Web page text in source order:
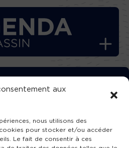
aux
nous utilisons des
pour stocker et/ou accéder
Le fait de consentir à ces
GRATUITEMENT
TVBA !